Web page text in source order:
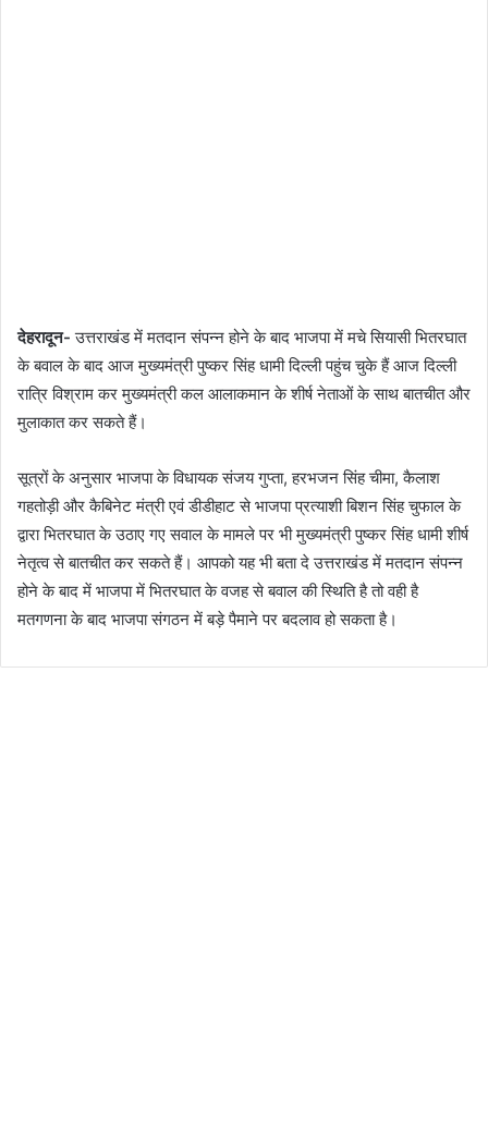
देहरादून- उत्तराखंड में मतदान संपन्न होने के बाद भाजपा में मचे सियासी भितरघात
के बवाल के बाद आज मुख्यमंत्री पुष्कर सिंह धामी दिल्ली पहुंच चुके हैं आज दिल्ली
रात्रि विश्राम कर मुख्यमंत्री कल आलाकमान के शीर्ष नेताओं के साथ बातचीत और
मुलाकात कर सकते हैं।
सूत्रों के अनुसार भाजपा के विधायक संजय गुप्ता, हरभजन सिंह चीमा, कैलाश
गहतोड़ी और कैबिनेट मंत्री एवं डीडीहाट से भाजपा प्रत्याशी बिशन सिंह चुफाल के
द्वारा भितरघात के उठाए गए सवाल के मामले पर भी मुख्यमंत्री पुष्कर सिंह धामी शीर्ष
नेतृत्व से बातचीत कर सकते हैं। आपको यह भी बता दे उत्तराखंड में मतदान संपन्न
होने के बाद में भाजपा में भितरघात के वजह से बवाल की स्थिति है तो वही है
मतगणना के बाद भाजपा संगठन में बड़े पैमाने पर बदलाव हो सकता है।